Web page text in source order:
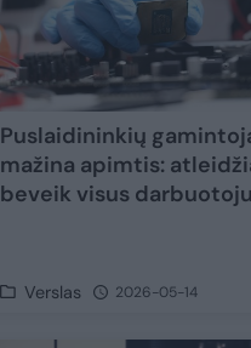
Puslaidininkių
mažina apimtis:
beveik visus
Verslas 2026-05-14